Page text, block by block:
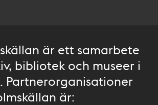
är ett samarbete
bibliotek och museer i
Partnerorganisationer
är: